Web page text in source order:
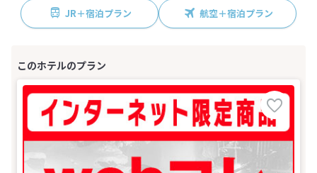
JR＋宿泊プラン 航空＋宿泊プラン